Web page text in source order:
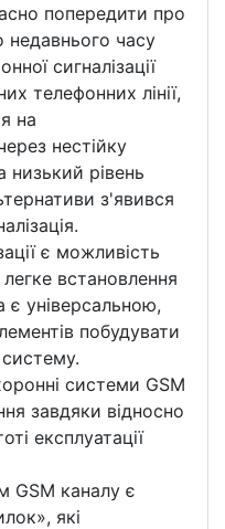
попередити про
недавнього часу
сигналізації
телефонних лінії,
на
нестійку
низький рівень
з'явився
є можливість
встановлення
є універсальною,
побудувати
системи GSM
завдяки відносно
експлуатації
GSM каналу є
які